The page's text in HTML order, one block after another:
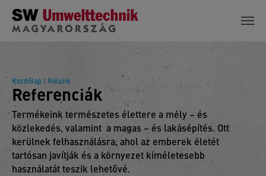
Skip to main content
Kezdőlap | Rólunk
Referenciák
Termékeink természetes élettere a mély – és
közlekedés, valamint a magas – és lakásépítés. Ott
kerülnek felhasználásra, ahol az emberek életét
tartósan javítják és a környezet kíméletesebb
használatát teszik lehetővé.